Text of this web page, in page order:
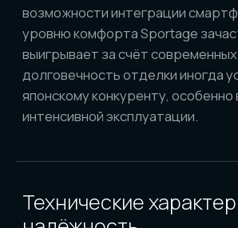
силовых агрегатов, включая современные
дизели и турбированные бензиновые моторы. Их
преимущество — динамика и экономичность,
особенно на трассе. Однако по ресурсу эти
двигатели чаще уступают японским аналогам, и
на больших пробегах могут требовать внимания
к турбине и топливной системе. Подвеска
Sportage лучше подходит для асфальтовых
дорог, обеспечивая комфортную езду, но в